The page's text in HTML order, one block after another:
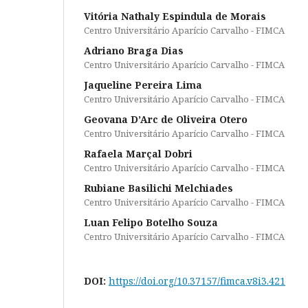
Vitória Nathaly Espindula de Morais
Centro Universitário Aparício Carvalho - FIMCA
Adriano Braga Dias
Centro Universitário Aparício Carvalho - FIMCA
Jaqueline Pereira Lima
Centro Universitário Aparício Carvalho - FIMCA
Geovana D’Arc de Oliveira Otero
Centro Universitário Aparício Carvalho - FIMCA
Rafaela Marçal Dobri
Centro Universitário Aparício Carvalho - FIMCA
Rubiane Basilichi Melchiades
Centro Universitário Aparício Carvalho - FIMCA
Luan Felipo Botelho Souza
Centro Universitário Aparício Carvalho - FIMCA
DOI: https://doi.org/10.37157/fimca.v8i3.421